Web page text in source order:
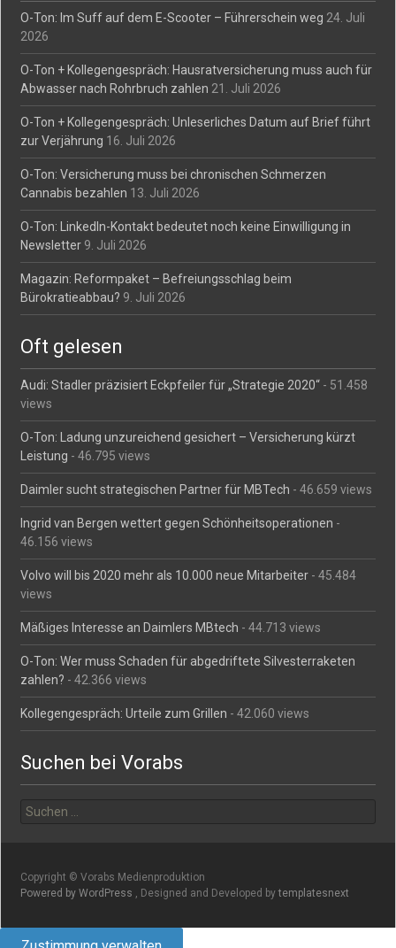
O-Ton: Im Suff auf dem E-Scooter – Führerschein weg 24. Juli
2026
O-Ton + Kollegengespräch: Hausratversicherung muss auch für
Abwasser nach Rohrbruch zahlen 21. Juli 2026
O-Ton + Kollegengespräch: Unleserliches Datum auf Brief führt
zur Verjährung 16. Juli 2026
O-Ton: Versicherung muss bei chronischen Schmerzen
Cannabis bezahlen 13. Juli 2026
O-Ton: LinkedIn-Kontakt bedeutet noch keine Einwilligung in
Newsletter 9. Juli 2026
Magazin: Reformpaket – Befreiungsschlag beim
Bürokratieabbau? 9. Juli 2026
Oft gelesen
Audi: Stadler präzisiert Eckpfeiler für „Strategie 2020“ - 51.458
views
O-Ton: Ladung unzureichend gesichert – Versicherung kürzt
Leistung - 46.795 views
Daimler sucht strategischen Partner für MBTech - 46.659 views
Ingrid van Bergen wettert gegen Schönheitsoperationen -
46.156 views
Volvo will bis 2020 mehr als 10.000 neue Mitarbeiter - 45.484
views
Mäßiges Interesse an Daimlers MBtech - 44.713 views
O-Ton: Wer muss Schaden für abgedriftete Silvesterraketen
zahlen? - 42.366 views
Kollegengespräch: Urteile zum Grillen - 42.060 views
Suchen bei Vorabs
nach:
Copyright © Vorabs Medienproduktion
Powered by WordPress
, Designed and Developed bytemplatesnext